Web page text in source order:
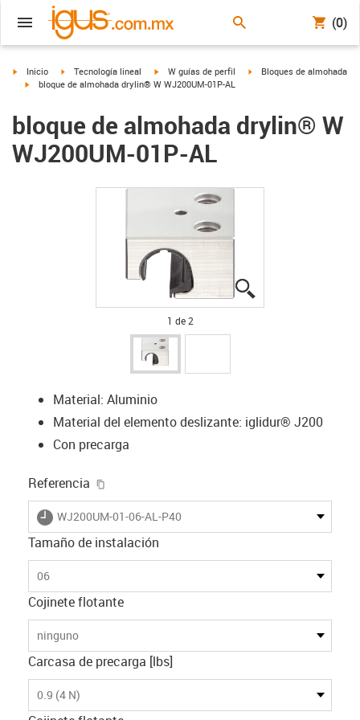
(0)
igus-icon-arrow-right
Inicio igus-icon-arrow-right
Tecnología lineal igus-icon-arrow-right
W guías de perfil igus-icon-arrow-right
Bloques de almohada
igus-icon-arrow-right
bloque de almohada drylin® W WJ200UM-01P-AL
bloque de almohada drylin® W
WJ200UM-01P-AL
1 de 2
Material: Aluminio
Material del elemento deslizante: iglidur® J200
Con precarga
Referencia
igus-icon-lieferzeit
WJ200UM-01-06-AL-P40
Tamaño de instalación
06
Cojinete flotante
ninguno
Carcasa de precarga [lbs]
0.9 (4 N)